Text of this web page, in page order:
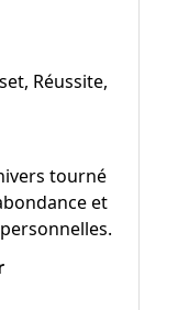
Réussite,
tourné
et